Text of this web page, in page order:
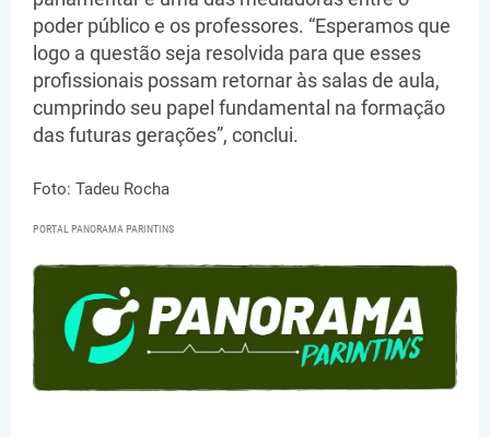
poder público e os professores. “Esperamos que
logo a questão seja resolvida para que esses
profissionais possam retornar às salas de aula,
cumprindo seu papel fundamental na formação
das futuras gerações”, conclui.
Foto: Tadeu Rocha
PORTAL PANORAMA PARINTINS